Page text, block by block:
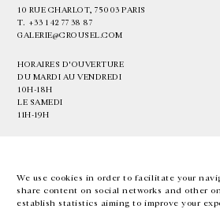
We use cookies in order to facilitate your
share content on social networks and other
establish statistics aiming to improve your
10 RUE CHARLOT, 75003 PARIS
T. +33 1 42 77 38 87
GALERIE@CROUSEL.COM
HORAIRES D'OUVERTURE
DU MARDI AU VENDREDI
10H-18H
LE SAMEDI
11H-19H
EN FR 中文 Facebook Instagram